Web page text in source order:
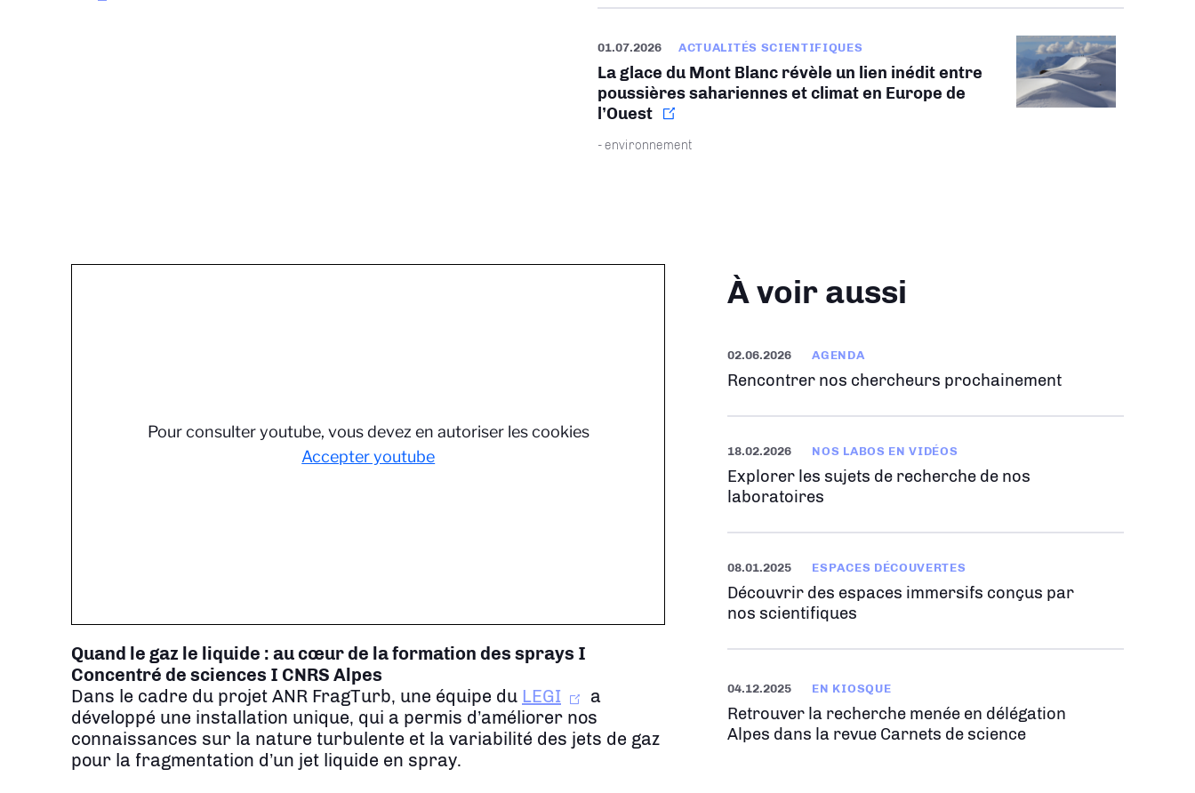
01.07.2026 ACTUALITÉS SCIENTIFIQUES
La glace du Mont Blanc révèle un lien inédit entre
poussières sahariennes et climat en Europe de
l’Ouest
- environnement
Pour consulter youtube, vous devez en autoriser les cookies
Accepter youtube
Quand le gaz le liquide : au cœur de la formation des sprays I
Concentré de sciences I CNRS Alpes
Dans le cadre du projet ANR FragTurb, une équipe du LEGI
a
développé une installation unique, qui a permis d’améliorer nos
connaissances sur la nature turbulente et la variabilité des jets de gaz
pour la fragmentation d’un jet liquide en spray.
À voir aussi
02.06.2026 AGENDA
Rencontrer nos chercheurs prochainement
18.02.2026 NOS LABOS EN VIDÉOS
Explorer les sujets de recherche de nos
laboratoires
08.01.2025 ESPACES DÉCOUVERTES
Découvrir des espaces immersifs conçus par
nos scientifiques
04.12.2025 EN KIOSQUE
Retrouver la recherche menée en délégation
Alpes dans la revue Carnets de science